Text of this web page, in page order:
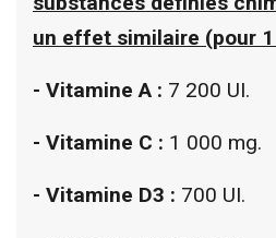
un effet similaire (pour 1
- Vitamine A : 7 200 UI.
- Vitamine C : 1 000 mg.
- Vitamine D3 : 700 UI.